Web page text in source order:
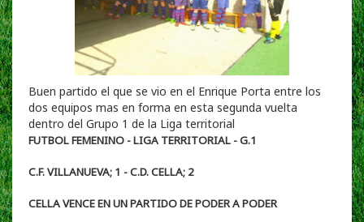
Buen partido el que se vio en el Enrique Porta entre los
dos equipos mas en forma en esta segunda vuelta
dentro del Grupo 1 de la Liga territorial
FUTBOL FEMENINO - LIGA TERRITORIAL - G.1
C.F. VILLANUEVA; 1 - C.D. CELLA; 2
CELLA VENCE EN UN PARTIDO DE PODER A PODER